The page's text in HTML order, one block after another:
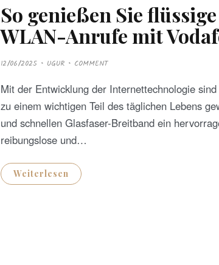
So genießen Sie
WLAN-Anrufe mit
P
O
T
E
O
N
12/06/2025 UGUR COMMENT
Mit der Entwicklung der Internettechnologie
zu einem wichtigen Teil des täglichen Lebens
und schnellen Glasfaser-Breitband ein
reibungslose und…
Weiterlesen